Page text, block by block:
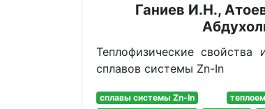
Ганиев И.Н.,
Теплофизические
сплавов системы Zn-In
сплавы системы Zn-In